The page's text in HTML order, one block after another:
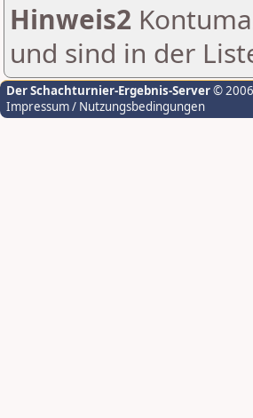
Hinweis2
und sind in der
Der Schachturnier-Ergebnis-Server©
Impressum / Nutzungsbedingungen